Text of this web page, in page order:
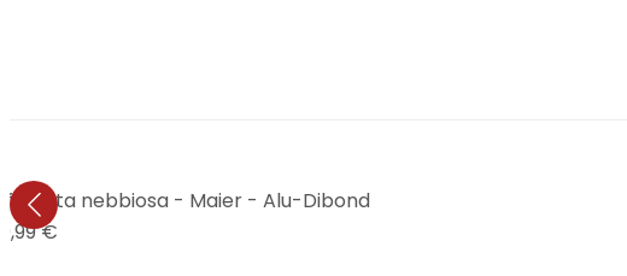
nebbiosa - Maier - Alu-Dibond
€